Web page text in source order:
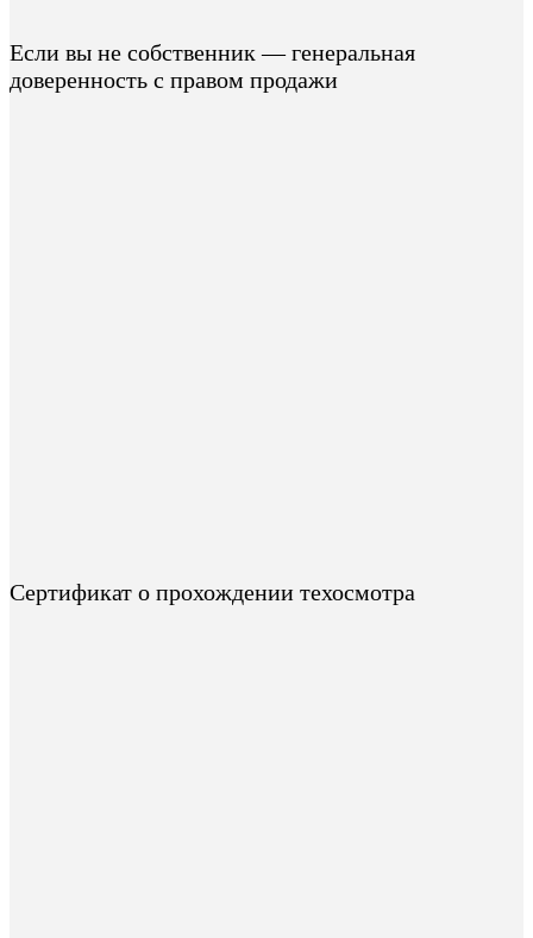
Если вы не собственник — генеральная
доверенность с правом продажи
Сертификат о прохождении техосмотра